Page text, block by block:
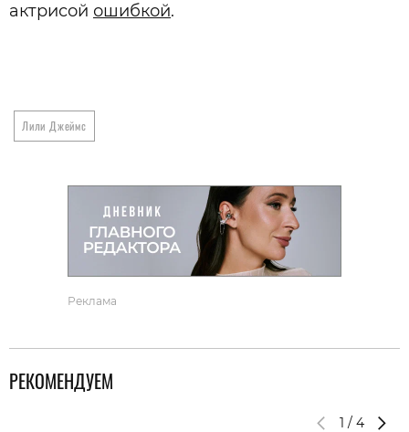
актрисой ошибкой.
Лили Джеймс
Реклама
РЕКОМЕНДУЕМ
1 / 4